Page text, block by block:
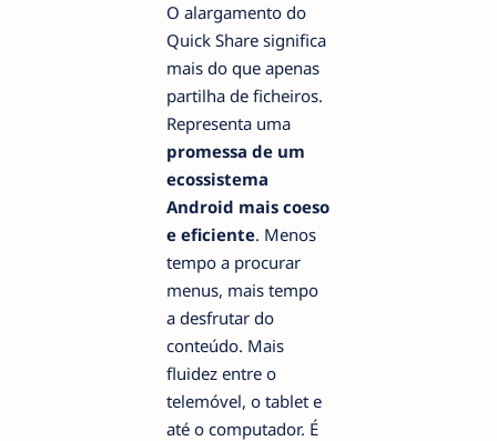
O alargamento do
Quick Share significa
mais do que apenas
partilha de ficheiros.
Representa uma
promessa de um
ecossistema
Android mais coeso
e eficiente. Menos
tempo a procurar
menus, mais tempo
a desfrutar do
conteúdo. Mais
fluidez entre o
telemóvel, o tablet e
até o computador. É